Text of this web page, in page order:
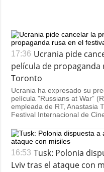
17:36 Ucrania pide
película de propaganda
Toronto
Ucrania ha expresado su
película "Russians at War”
empleada de RT, Anastasia
Festival Internacional de
16:53 Tusk: Polonia
Lviv tras el ataque con